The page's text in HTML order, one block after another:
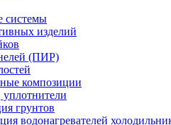
системы
изделий
(ПИР)
композиции
грунтов
водонагревателей